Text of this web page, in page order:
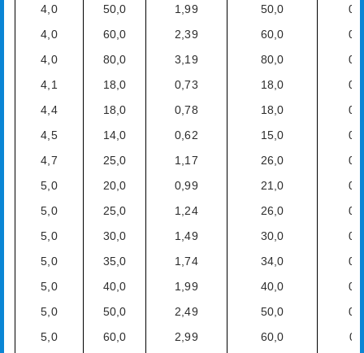
4,0 50,0 1,99 50,0
4,0
60,0 2,39 60,0
4,0
80,0 3,19 80,0
4,1
18,0 0,73 18,0
4,4
18,0 0,78 18,0
4,5
14,0 0,62 15,0
4,7
25,0 1,17 26,0
5,0
20,0 0,99 21,0
5,0
25,0 1,24 26,0
5,0
30,0 1,49 30,0
5,0
35,0 1,74 34,0
5,0
40,0 1,99 40,0
5,0
50,0 2,49 50,0
5,0
60,0 2,99 60,0